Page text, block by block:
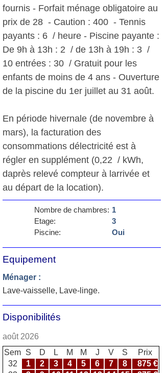
fournis - Forfait ménage obligatoire au
prix de 28  - Caution : 400  - Tennis
payants : 6  / heure - Piscine payante :
De 9h à 13h : 2  / de 13h à 19h : 3  /
10 entrées : 30  / Gratuit pour les
enfants de moins de 4 ans - Ouverture
de la piscine du 1er juillet au 31 août.
En période hivernale (de novembre à
mars), la facturation des
consommations délectricité est à
régler en supplément (0,22  / kWh,
daprès relevé compteur à larrivée et
au départ de la location).
Nombre de chambres: 1
Etage:
3
Piscine:
Oui
Equipement
Ménager :
Lave-vaisselle, Lave-linge.
Disponibilités
août 2026
Sem S D L M M J V S
Prix
32
1 2 3 4 5 6 7 8
875 €